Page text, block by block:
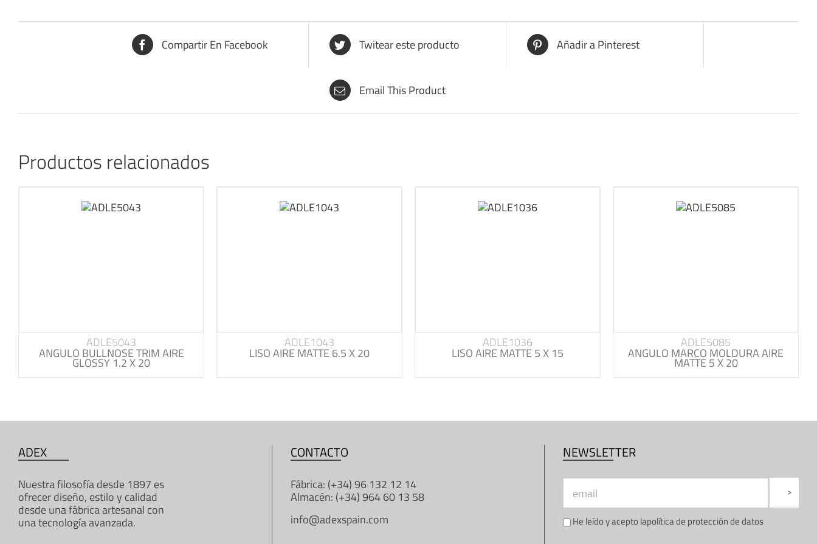
Compartir En Facebook Twitear este producto Añadir a Pinterest
Email This Product
Productos relacionados
ADLE5043
ANGULO BULLNOSE TRIM AIRE
GLOSSY 1.2 X 20
ADLE1043
LISO AIRE MATTE 6.5 X 20
ADLE1036
LISO AIRE MATTE 5 X 15
ADLE5085
ANGULO MARCO MOLDURA AIRE
MATTE 5 X 20
ADEX
Nuestra filosofía desde 1897 es
ofrecer diseño, estilo y calidad
desde una fábrica artesanal con
una tecnología avanzada.
CONTACTO
Fábrica: (+34) 96 132 12 14
Almacén: (+34) 964 60 13 58
info@adexspain.com
NEWSLETTER
He leído y acepto lapolítica de protección de datos